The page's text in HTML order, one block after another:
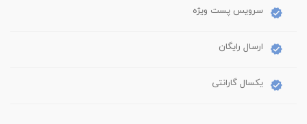
سرویس پست ویژه
ارسال رایگان
یکسال گارانتی